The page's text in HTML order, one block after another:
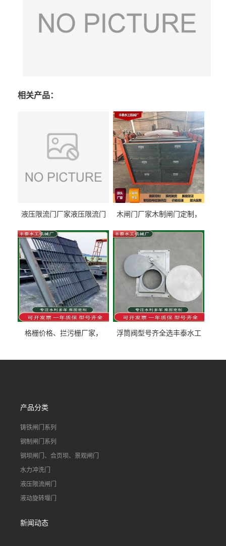
相关产品：
液压限流门厂家液压限流门
泰制造
木闸门厂家木制闸门定制，
型号齐全
格栅价格、拦污栅厂家，
浮筒阀型号齐全选丰泰水工
道水库电站污水处理钢制闸
产品分类
铸铁闸门系列
钢制闸门系列
钢坝闸门、合页坝、景观闸门
水力冲洗门
液压限流闸门
液动旋转堰门
新闻动态